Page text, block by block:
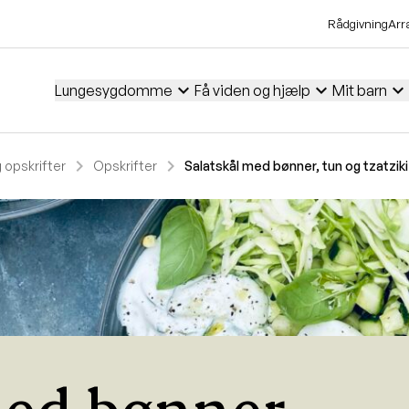
Rådgivning
Lungesygdomme expand_more Få viden og hjælp expand_more Mit barn expand_more
opskrifter chevron_right Opskrifter chevron_right Salatskål med bønner, tun og tzatziki